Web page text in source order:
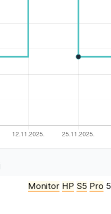
Monitor HP S5 Pro